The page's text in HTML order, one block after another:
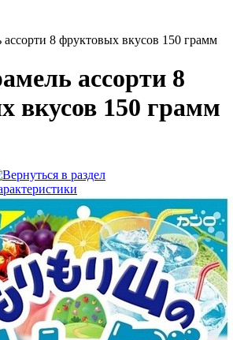
ассорти 8 фруктовых вкусов 150 грамм
ассорти 8
вкусов 150 грамм